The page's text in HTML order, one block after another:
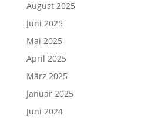
August 2025
Juni 2025
Mai 2025
April 2025
März 2025
Januar 2025
Juni 2024